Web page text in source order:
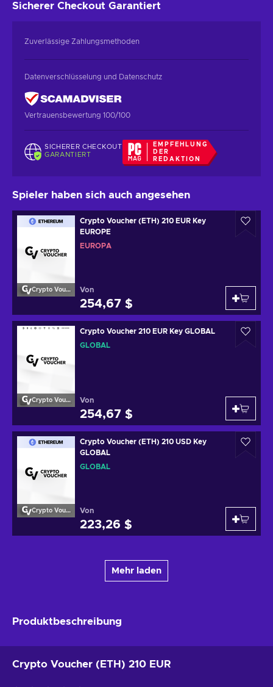
Sicherer Checkout Garantiert
Zuverlässige Zahlungsmethoden
Datenverschlüsselung und Datenschutz
Vertrauensbewertung 100/100
SICHERER CHECKOUT
GARANTIERT
EMPFEHLUNG
DER
REDAKTION
Spieler haben sich auch angesehen
Crypto Voucher
Crypto Voucher (ETH) 210 EUR Key
EUROPE
EUROPA
Von
254,67 $
Crypto Voucher
Crypto Voucher 210 EUR Key GLOBAL
GLOBAL
Von
254,67 $
Crypto Voucher
Crypto Voucher (ETH) 210 USD Key
GLOBAL
GLOBAL
Von
223,26 $
Mehr laden
Produktbeschreibung
Crypto Voucher (ETH) 210 EUR